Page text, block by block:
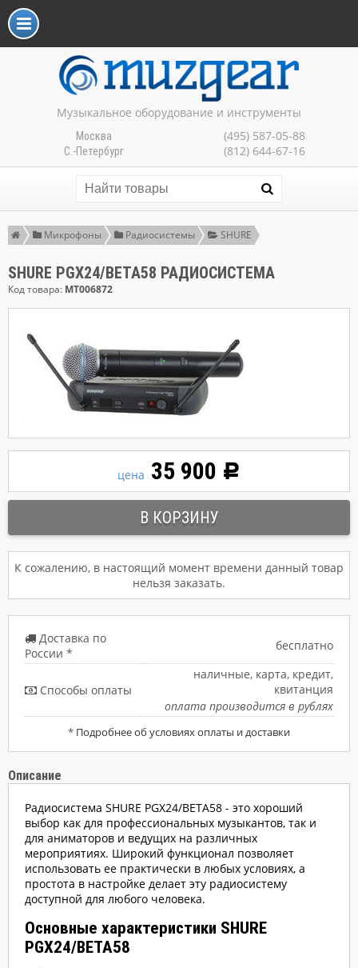
Музыкальное оборудование и инструменты
Москва (495) 587-05-88
С.-Петербург (812) 644-67-16
Микрофоны Радиосистемы SHURE
SHURE PGX24/BETA58 РАДИОСИСТЕМА
Код товара: MT006872
цена 35 900 Р
К сожалению, в настоящий момент времени данный товар
нельзя заказать.
Доставка по
России *
бесплатно
Способы оплаты
наличные, карта, кредит,
квитанция
оплата производится в рублях
* Подробнее об условиях оплаты и доставки
Описание
Радиосистема SHURE PGX24/BETA58 - это хороший
выбор как для профессиональных музыкантов, так и
для аниматоров и ведущих на различных
мероприятиях. Широкий функционал позволяет
использовать ее практически в любых условиях, а
простота в настройке делает эту радиосистему
доступной для любого человека.
Основные характеристики SHURE
PGX24/BETA58